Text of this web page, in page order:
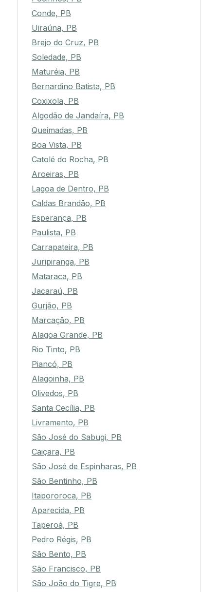
Conde, PB
Uiraúna, PB
Brejo do Cruz, PB
Soledade, PB
Maturéia, PB
Bernardino Batista, PB
Coxixola, PB
Algodão de Jandaíra, PB
Queimadas, PB
Boa Vista, PB
Catolé do Rocha, PB
Aroeiras, PB
Lagoa de Dentro, PB
Caldas Brandão, PB
Esperança, PB
Paulista, PB
Carrapateira, PB
Juripiranga, PB
Mataraca, PB
Jacaraú, PB
Gurjão, PB
Marcação, PB
Alagoa Grande, PB
Rio Tinto, PB
Piancó, PB
Alagoinha, PB
Olivedos, PB
Santa Cecília, PB
Livramento, PB
São José do Sabugi, PB
Caiçara, PB
São José de Espinharas, PB
São Bentinho, PB
Itapororoca, PB
Aparecida, PB
Taperoá, PB
Pedro Régis, PB
São Bento, PB
São Francisco, PB
São João do Tigre, PB